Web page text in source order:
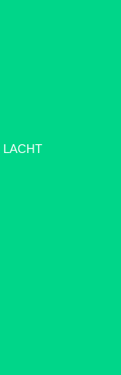
LACHT